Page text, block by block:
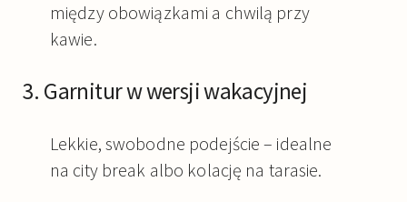
między obowiązkami a chwilą przy
kawie.
3. Garnitur w wersji wakacyjnej
Lekkie, swobodne podejście – idealne
na city break albo kolację na tarasie.